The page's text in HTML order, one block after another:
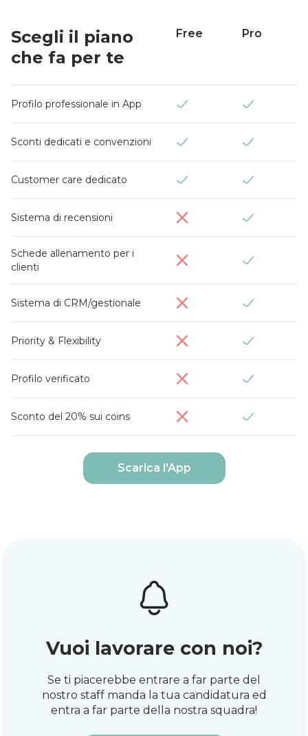
Scegli il piano
che fa per te
Free Pro
Profilo professionale in App  
Sconti dedicati e convenzioni  
Customer care dedicato  
Sistema di recensioni  
Schede allenamento per i
clienti
 
Sistema di CRM/gestionale  
Priority & Flexibility  
Profilo verificato  
Sconto del 20% sui coins  
Scarica l'App

Vuoi lavorare con noi?
Se ti piacerebbe entrare a far parte del
nostro staff manda la tua candidatura ed
entra a far parte della nostra squadra!